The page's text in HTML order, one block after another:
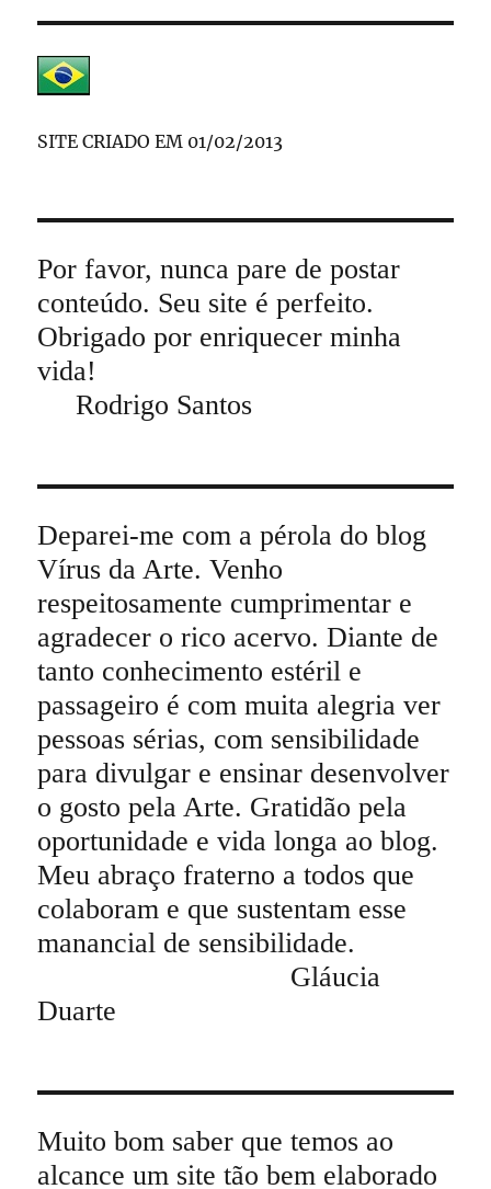
SITE CRIADO EM 01/02/2013
Por favor, nunca pare de postar
conteúdo. Seu site é perfeito.
Obrigado por enriquecer minha
vida!
Rodrigo Santos
Deparei-me com a pérola do blog
Vírus da Arte. Venho
respeitosamente cumprimentar e
agradecer o rico acervo. Diante de
tanto conhecimento estéril e
passageiro é com muita alegria ver
pessoas sérias, com sensibilidade
para divulgar e ensinar desenvolver
o gosto pela Arte. Gratidão pela
oportunidade e vida longa ao blog.
Meu abraço fraterno a todos que
colaboram e que sustentam esse
manancial de sensibilidade.
Gláucia
Duarte
Muito bom saber que temos ao
alcance um site tão bem elaborado